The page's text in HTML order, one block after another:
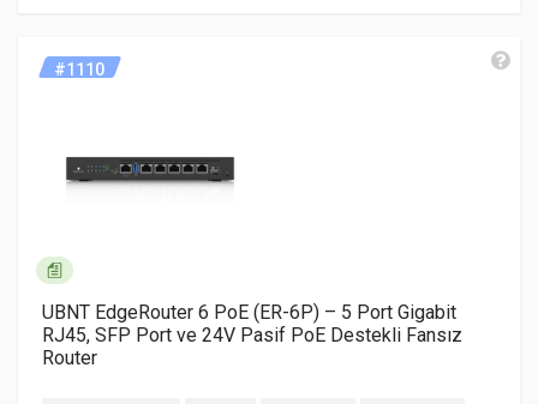
#1110
UBNT EdgeRouter 6 PoE (ER-6P) – 5 Port Gigabit
RJ45, SFP Port ve 24V Pasif PoE Destekli Fansız
Router